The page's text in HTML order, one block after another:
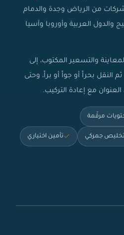
من الرياض وجدة والدمام
والدول العربية وأوروبا وآسيا
والتسعير المكتوب، إلى
النقل بحراً أو جواً أو براً، وحتى
مع إعادة التركيب.
مرقّمة
تخليص جمركي تأمين اختياري